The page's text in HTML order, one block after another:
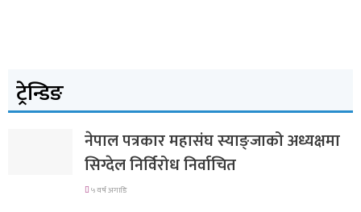
ट्रेन्डिङ
नेपाल पत्रकार महासंघ स्याङ्जाको अध्यक्षमा
सिग्देल निर्विरोध निर्वाचित
५ वर्ष अगाडि